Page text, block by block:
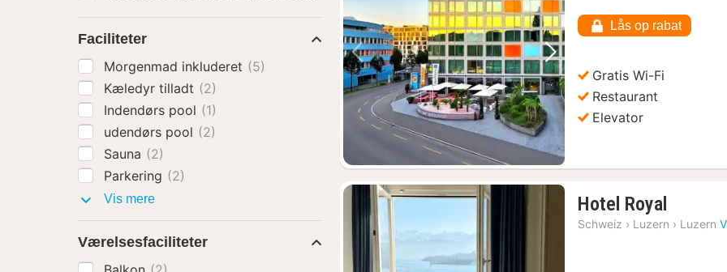
Forrige billede Næste billede
Lås op rabat
Gratis Wi-Fi
Restaurant
Elevator
Hotel Royal
nat
Schweiz › Luzern › Luzern
Faciliteter
Morgenmad inkluderet (5)
Kæledyr tilladt (2)
Indendørs pool (1)
udendørs pool (2)
Sauna (2)
Parkering (2)
Vis mereFaciliteter
Værelsesfaciliteter